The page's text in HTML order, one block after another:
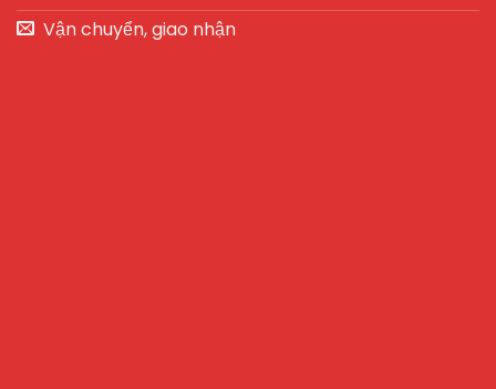
Vận chuyển, giao nhận